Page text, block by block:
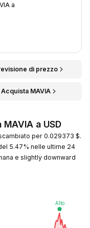
a
di prezzo
Acquista MAVIA
a USD
per 0.029373 $.
5.47% nelle ultime 24
e slightly downward